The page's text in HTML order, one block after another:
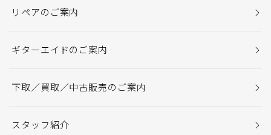
リペアのご案内
ギターエイドのご案内
下取／買取／中古販売のご案内
スタッフ紹介